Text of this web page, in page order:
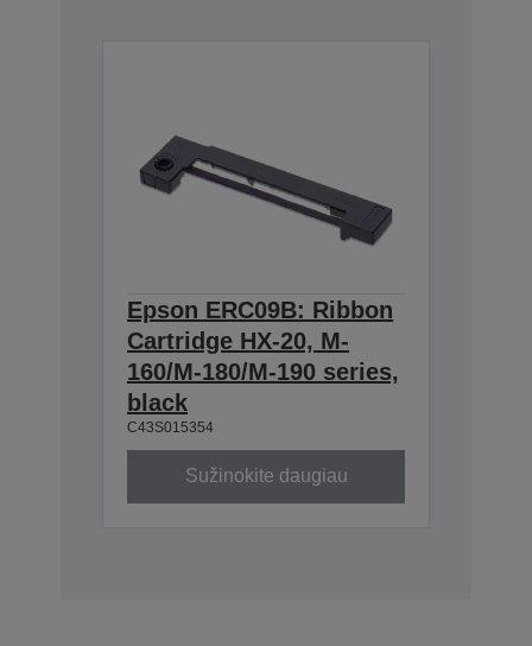
Epson ERC09B: Ribbon
Cartridge HX-20, M-
160/M-180/M-190 series,
black
C43S015354
Sužinokite daugiau